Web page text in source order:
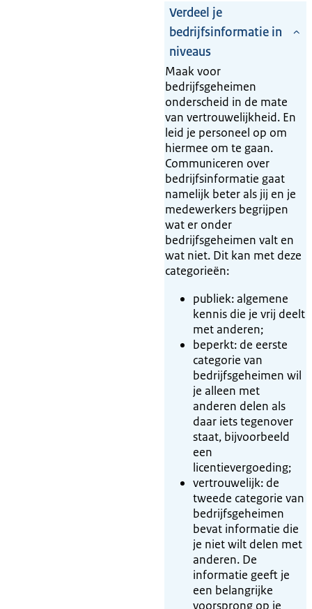
Verdeel je
bedrijfsinformatie in
niveaus
Maak voor
bedrijfsgeheimen
onderscheid in de mate
van vertrouwelijkheid. En
leid je personeel op om
hiermee om te gaan.
Communiceren over
bedrijfsinformatie gaat
namelijk beter als jij en je
medewerkers begrijpen
wat er onder
bedrijfsgeheimen valt en
wat niet. Dit kan met deze
categorieën:
publiek: algemene
kennis die je vrij deelt
met anderen;
beperkt: de eerste
categorie van
bedrijfsgeheimen wil
je alleen met
anderen delen als
daar iets tegenover
staat, bijvoorbeeld
een
licentievergoeding;
vertrouwelijk: de
tweede categorie van
bedrijfsgeheimen
bevat informatie die
je niet wilt delen met
anderen. De
informatie geeft je
een belangrijke
voorsprong op je